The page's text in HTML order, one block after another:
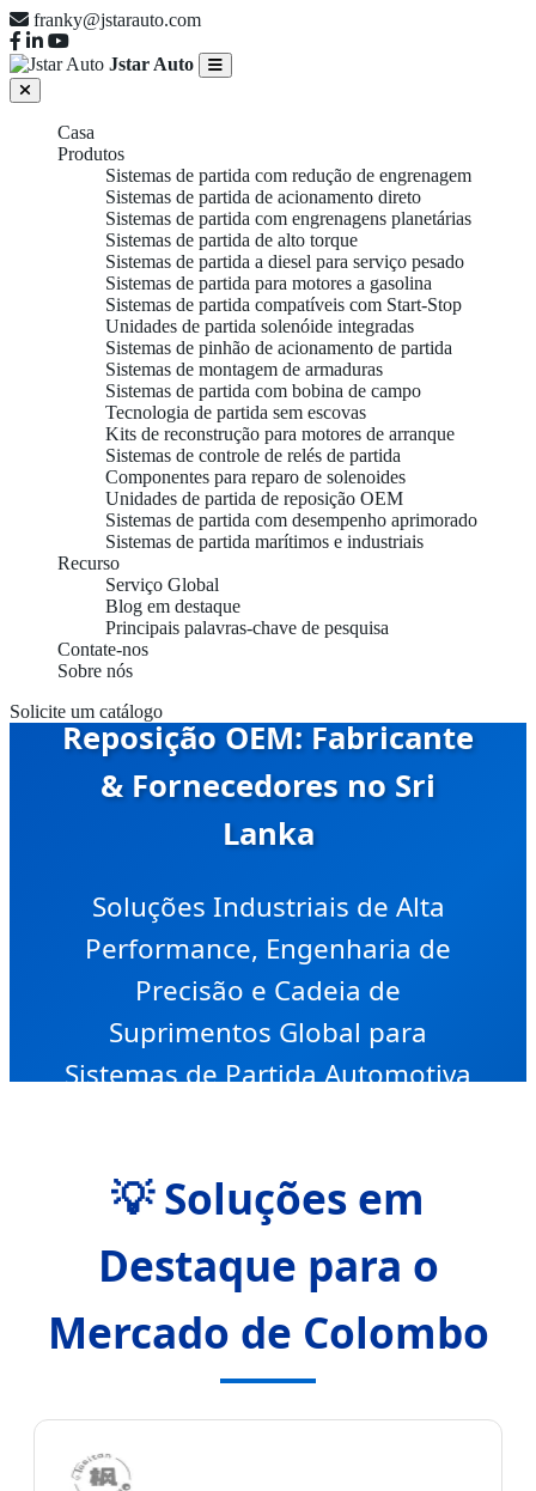
franky@jstarauto.com
Jstar Auto
Casa
Produtos
Sistemas de partida com redução de engrenagem
Sistemas de partida de acionamento direto
Sistemas de partida com engrenagens planetárias
Sistemas de partida de alto torque
Sistemas de partida a diesel para serviço pesado
Sistemas de partida para motores a gasolina
Sistemas de partida compatíveis com Start-Stop
Unidades de partida solenóide integradas
Sistemas de pinhão de acionamento de partida
Sistemas de montagem de armaduras
Sistemas de partida com bobina de campo
Tecnologia de partida sem escovas
Kits de reconstrução para motores de arranque
Sistemas de controle de relés de partida
Componentes para reparo de solenoides
Unidades de partida de reposição OEM
Sistemas de partida com desempenho aprimorado
Sistemas de partida marítimos e industriais
Recurso
Serviço Global
Blog em destaque
Principais palavras-chave de pesquisa
Contate-nos
Sobre nós
Solicite um catálogo
Unidades de Partida de
Reposição OEM: Fabricante
& Fornecedores no Sri
Lanka
Soluções Industriais de Alta
Performance, Engenharia de
Precisão e Cadeia de
Suprimentos Global para
Sistemas de Partida Automotiva
💡 Soluções em
Destaque para o
Mercado de Colombo